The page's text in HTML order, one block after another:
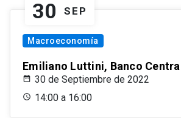
30 SEP
Macroeconomía
Emiliano Luttini, Banco
30 de Septiembre de 2022
14:00 a 16:00